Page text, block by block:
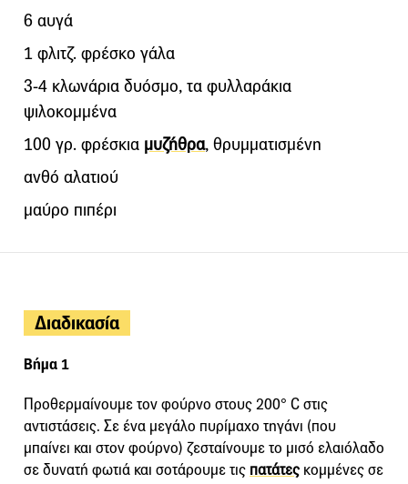
6 αυγά
1 φλιτζ. φρέσκο γάλα
3-4 κλωνάρια δυόσμο, τα φυλλαράκια
ψιλοκομμένα
100 γρ. φρέσκια μυζήθρα, θρυμματισμένη
ανθό αλατιού
μαύρο πιπέρι
Διαδικασία
Βήμα 1
Προθερμαίνουμε τον φούρνο στους 200° C στις
αντιστάσεις. Σε ένα μεγάλο πυρίμαχο τηγάνι (που
μπαίνει και στον φούρνο) ζεσταίνουμε το μισό ελαιόλαδο
σε δυνατή φωτιά και σοτάρουμε τις πατάτες κομμένες σε